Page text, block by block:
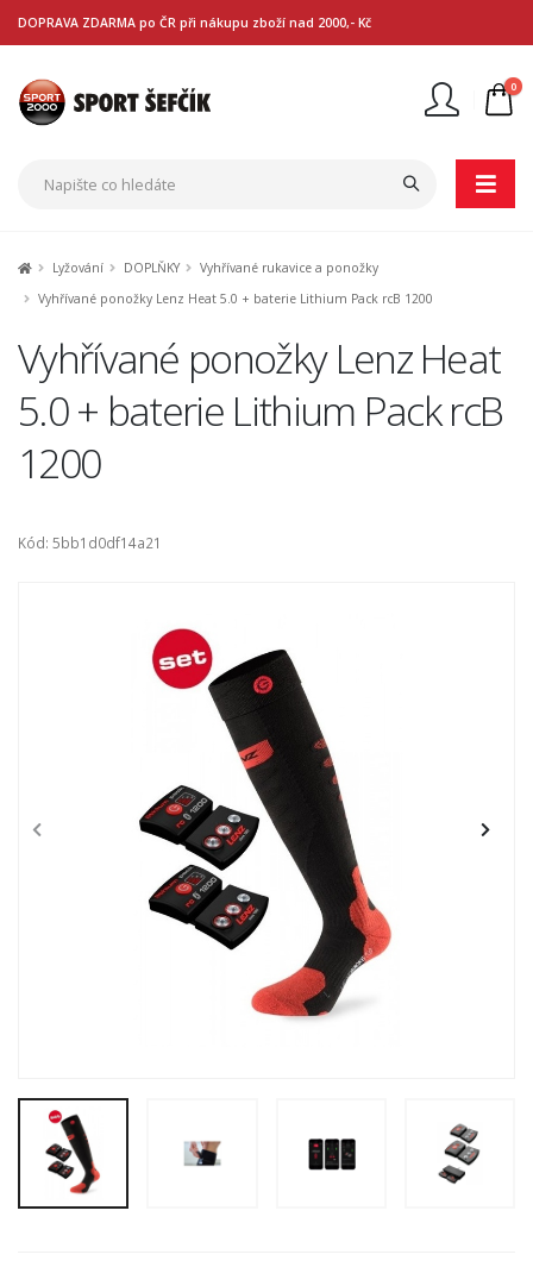
DOPRAVA ZDARMA po ČR při nákupu zboží nad 2000,- Kč
0
Lyžování DOPLŇKY
Vyhřívané rukavice a ponožky
Vyhřívané ponožky Lenz Heat 5.0 + baterie Lithium Pack rcB 1200
Vyhřívané ponožky Lenz Heat
5.0 + baterie Lithium Pack rcB
1200
Kód: 5bb1d0df14a21